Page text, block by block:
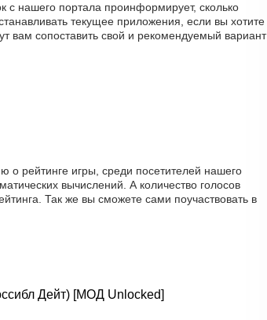
с нашего портала проинформирует, сколько
текущее приложения, если вы хотите
вам сопоставить свой и рекомендуемый вариант
рейтинге игры, среди посетителей нашего
вычислений. А количество голосов
Так же вы сможете сами поучаствовать в
Дейт) [МОД Unlocked]